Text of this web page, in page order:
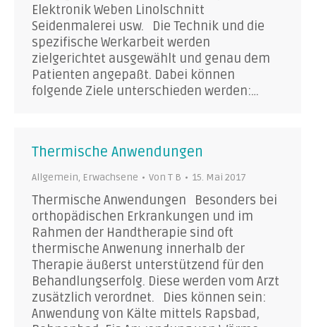
Elektronik Weben Linolschnitt
Seidenmalerei usw. Die Technik und die
spezifische Werkarbeit werden
zielgerichtet ausgewählt und genau dem
Patienten angepaßt. Dabei können
folgende Ziele unterschieden werden:…
Thermische Anwendungen
Allgemein, Erwachsene Von T B 15. Mai 2017
Thermische Anwendungen Besonders bei
orthopädischen Erkrankungen und im
Rahmen der Handtherapie sind oft
thermische Anwenung innerhalb der
Therapie äußerst unterstützend für den
Behandlungserfolg. Diese werden vom Arzt
zusätzlich verordnet. Dies können sein:
Anwendung von Kälte mittels Rapsbad,